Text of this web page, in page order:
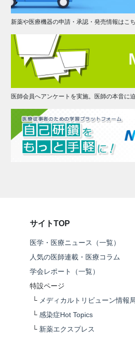
新薬や医療機器の申請・承認・発売情報はこち
医師会員へアンケートを実施。医師の本音に迫
サイトTOP
医学・医療ニュース（一覧）
人気の医師連載・医療コラム
学会レポート（一覧）
特設ページ
└ メディカルトリビューン情報
└ 感染症Hot Topics
└ 新薬エクスプレス